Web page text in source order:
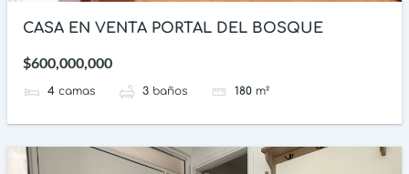
CASA EN VENTA PORTAL DEL BOSQUE
$600,000,000
4 camas 3 baños 180 m²